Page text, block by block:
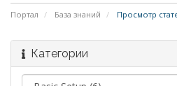
Портал База знаний Просмотр
Категории